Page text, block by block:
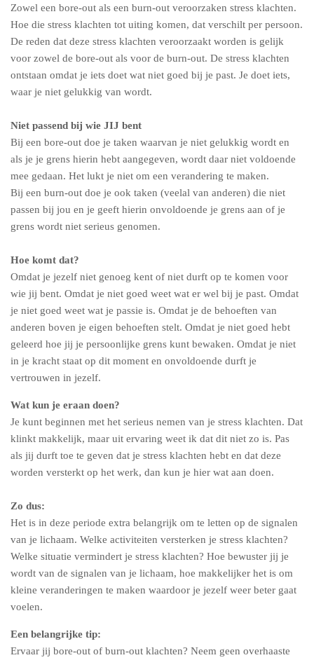
Zowel een bore-out als een burn-out veroorzaken stress klachten.
Hoe die stress klachten tot uiting komen, dat verschilt per persoon.
De reden dat deze stress klachten veroorzaakt worden is gelijk
voor zowel de bore-out als voor de burn-out. De stress klachten
ontstaan omdat je iets doet wat niet goed bij je past. Je doet iets,
waar je niet gelukkig van wordt.
Niet passend bij wie JIJ bent
Bij een bore-out doe je taken waarvan je niet gelukkig wordt en
als je je grens hierin hebt aangegeven, wordt daar niet voldoende
mee gedaan. Het lukt je niet om een verandering te maken.
Bij een burn-out doe je ook taken (veelal van anderen) die niet
passen bij jou en je geeft hierin onvoldoende je grens aan of je
grens wordt niet serieus genomen.
Hoe komt dat?
Omdat je jezelf niet genoeg kent of niet durft op te komen voor
wie jij bent. Omdat je niet goed weet wat er wel bij je past. Omdat
je niet goed weet wat je passie is. Omdat je de behoeften van
anderen boven je eigen behoeften stelt. Omdat je niet goed hebt
geleerd hoe jij je persoonlijke grens kunt bewaken. Omdat je niet
in je kracht staat op dit moment en onvoldoende durft je
vertrouwen in jezelf.
Wat kun je eraan doen?
Je kunt beginnen met het serieus nemen van je stress klachten. Dat
klinkt makkelijk, maar uit ervaring weet ik dat dit niet zo is. Pas
als jij durft toe te geven dat je stress klachten hebt en dat deze
worden versterkt op het werk, dan kun je hier wat aan doen.
Zo dus:
Het is in deze periode extra belangrijk om te letten op de signalen
van je lichaam. Welke activiteiten versterken je stress klachten?
Welke situatie vermindert je stress klachten? Hoe bewuster jij je
wordt van de signalen van je lichaam, hoe makkelijker het is om
kleine veranderingen te maken waardoor je jezelf weer beter gaat
voelen.
Een belangrijke tip:
Ervaar jij bore-out of burn-out klachten? Neem geen overhaaste